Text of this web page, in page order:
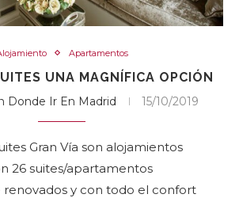
Apartamentos
UNA MAGNÍFICA OPCIÓN
Donde Ir En Madrid 15/10/2019
Gran Vía son alojamientos
26 suites/apartamentos
y con todo el confort